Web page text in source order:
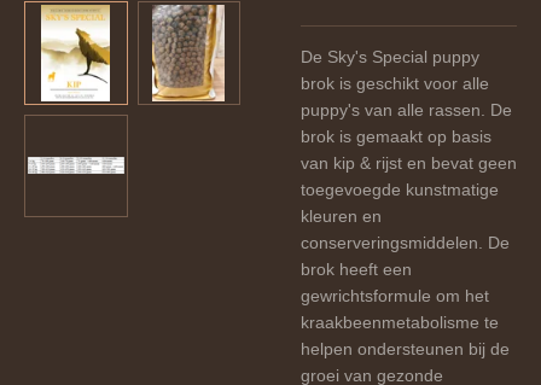
De Sky's Special puppy
brok is geschikt voor alle
puppy's van alle rassen. De
brok is gemaakt op basis
van kip & rijst en bevat geen
toegevoegde kunstmatige
kleuren en
conserveringsmiddelen. De
brok heeft een
gewrichtsformule om het
kraakbeenmetabolisme te
helpen ondersteunen bij de
groei van gezonde